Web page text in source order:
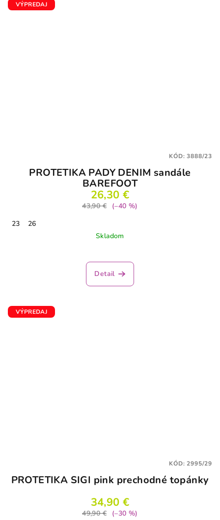
VÝPREDAJ
PROTETIKA PADY DENIM sandále
BAREFOOT
26,30 €
43,90 €
(–40 %)
23
26
Skladom
Detail
KÓD:3888/23
VÝPREDAJ
PROTETIKA SIGI pink prechodné topánky
34,90 €
49,90 € (–30 %)
KÓD:2995/29